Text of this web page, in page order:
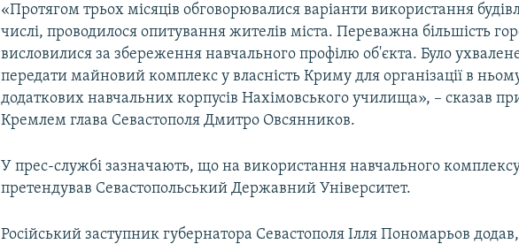
«Протягом трьох місяців обговорювалися варіанти використання
числі, проводилося опитування жителів міста. Переважна більшість
висловилися за збереження навчального профілю об'єкта. Було
передати майновий комплекс у власність Криму для організації в
додаткових навчальних корпусів Нахімовського училища», – сказав
Кремлем глава Севастополя Дмитро Овсянников.
У прес-службі зазначають, що на використання навчального
претендував Севастопольський Державний Університет.
Російський заступник губернатора Севастополя Ілля Пономарьов